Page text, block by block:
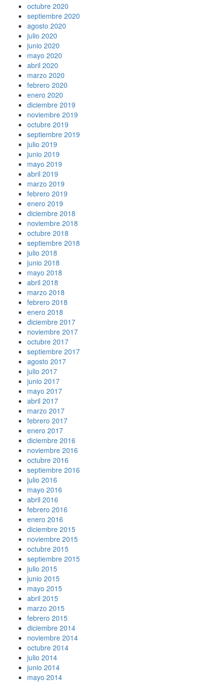
octubre 2020
septiembre 2020
agosto 2020
julio 2020
junio 2020
mayo 2020
abril 2020
marzo 2020
febrero 2020
enero 2020
diciembre 2019
noviembre 2019
octubre 2019
septiembre 2019
julio 2019
junio 2019
mayo 2019
abril 2019
marzo 2019
febrero 2019
enero 2019
diciembre 2018
noviembre 2018
octubre 2018
septiembre 2018
julio 2018
junio 2018
mayo 2018
abril 2018
marzo 2018
febrero 2018
enero 2018
diciembre 2017
noviembre 2017
octubre 2017
septiembre 2017
agosto 2017
julio 2017
junio 2017
mayo 2017
abril 2017
marzo 2017
febrero 2017
enero 2017
diciembre 2016
noviembre 2016
octubre 2016
septiembre 2016
julio 2016
mayo 2016
abril 2016
febrero 2016
enero 2016
diciembre 2015
noviembre 2015
octubre 2015
septiembre 2015
julio 2015
junio 2015
mayo 2015
abril 2015
marzo 2015
febrero 2015
diciembre 2014
noviembre 2014
octubre 2014
julio 2014
junio 2014
mayo 2014